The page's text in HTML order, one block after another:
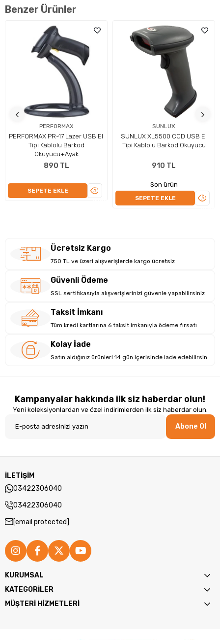
İşletim Sistemi
Bağlantı Türü
Benzer Ürünler
PERFORMAX
PERFORMAX PR-17 Lazer USB El
Tipi Kablolu Barkod
Okuyucu+Ayak
890 TL
SEPETE EKLE
ÜRÜNÜ
SUNLUX
SUNLUX XL5500 CCD USB El
Tipi Kablolu Barkod Okuyucu
910 TL
SEPETE EKLE
Son ürün
Ücretsiz Kargo
750 TL ve üzeri alışverişlerde kargo ücretsiz
Güvenli Ödeme
SSL sertifikasıyla alışverişlerinizi güvenle yapabilirsiniz
Taksit İmkanı
Tüm kredi kartlarına 6 taksit imkanıyla ödeme fırsatı
Kolay İade
Satın aldığınız ürünleri 14 gün içerisinde iade edebilirsin
Kampanyalar hakkında ilk siz haberdar olun!
Yeni koleksiyonlardan ve özel indirimlerden ilk siz haberdar olun.
Abone Ol
İLETİŞİM
03422306040
03422306040
[email protected]
KURUMSAL
KATEGORİLER
MÜŞTERİ HİZMETLERİ